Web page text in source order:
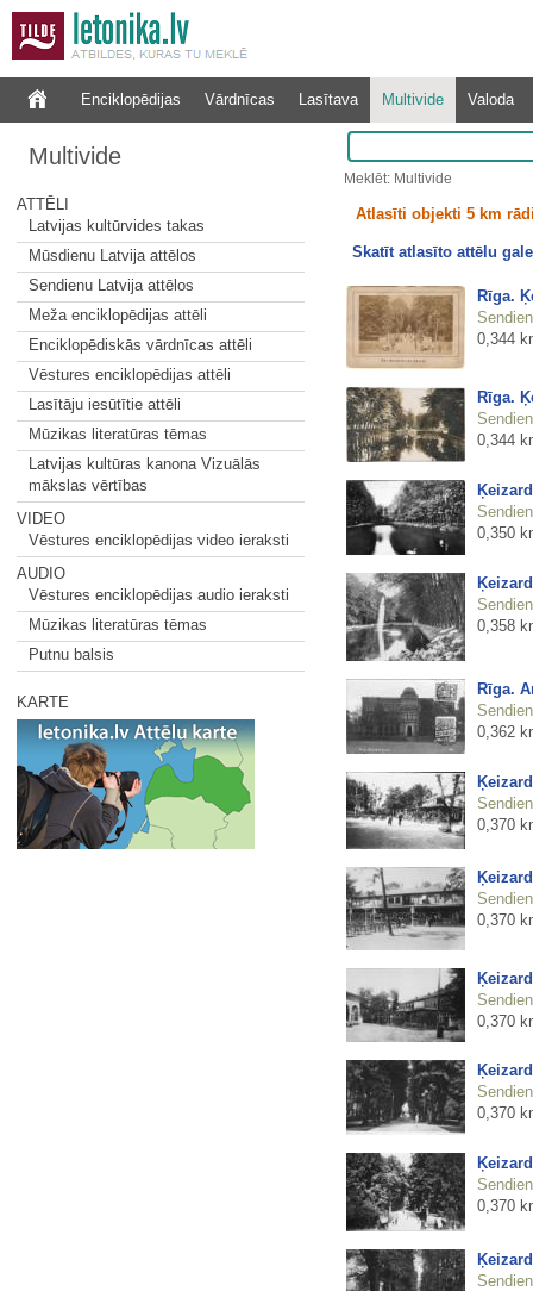
Enciklopēdijas Vārdnīcas Lasītava Multivide Valoda
Multivide
ATTĒLI
Latvijas kultūrvides takas
Mūsdienu Latvija attēlos
Sendienu Latvija attēlos
Meža enciklopēdijas attēli
Enciklopēdiskās vārdnīcas attēli
Vēstures enciklopēdijas attēli
Lasītāju iesūtītie attēli
Mūzikas literatūras tēmas
Latvijas kultūras kanona Vizuālās
mākslas vērtības
VIDEO
Vēstures enciklopēdijas video ieraksti
AUDIO
Vēstures enciklopēdijas audio ieraksti
Mūzikas literatūras tēmas
Putnu balsis
KARTE
Meklēt: Multivide
Atlasīti objekti 5 km
Skatīt atlasīto attēlu
Rīga.
0,344
Rīga.
0,344
0,350
0,358
Rīga.
0,362
0,370
0,370
0,370
0,370
0,370